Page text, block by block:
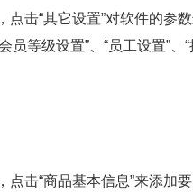
点击“其它设置”对软件的参
员等级设置”、“员工设置”
点击“商品基本信息”来添加